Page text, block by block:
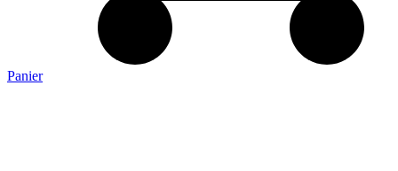
Panier